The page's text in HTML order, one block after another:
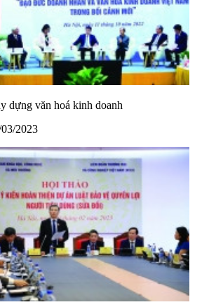
dựng văn hoá kinh doanh
2023